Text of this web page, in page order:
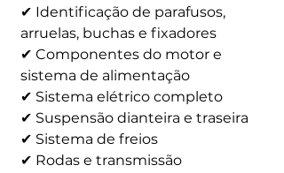
✔ Identificação de parafusos,
arruelas, buchas e fixadores
✔ Componentes do motor e
sistema de alimentação
✔ Sistema elétrico completo
✔ Suspensão dianteira e traseira
✔ Sistema de freios
✔ Rodas e transmissão